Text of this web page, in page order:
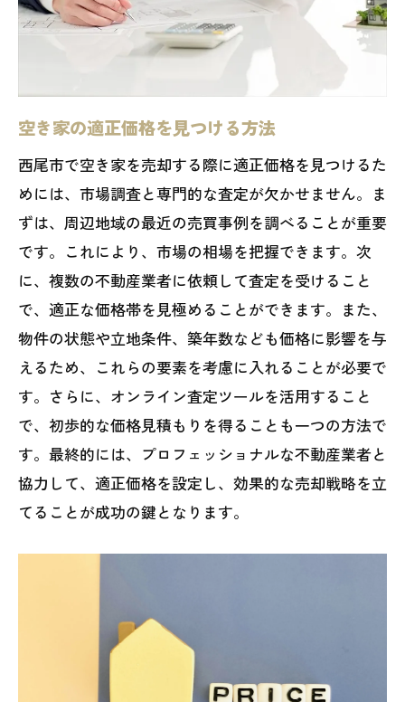
空き家の適正価格を見つける方法
西尾市で空き家を売却する際に適正価格を見つけるた
めには、市場調査と専門的な査定が欠かせません。ま
ずは、周辺地域の最近の売買事例を調べることが重要
です。これにより、市場の相場を把握できます。次
に、複数の不動産業者に依頼して査定を受けること
で、適正な価格帯を見極めることができます。また、
物件の状態や立地条件、築年数なども価格に影響を与
えるため、これらの要素を考慮に入れることが必要で
す。さらに、オンライン査定ツールを活用すること
で、初歩的な価格見積もりを得ることも一つの方法で
す。最終的には、プロフェッショナルな不動産業者と
協力して、適正価格を設定し、効果的な売却戦略を立
てることが成功の鍵となります。